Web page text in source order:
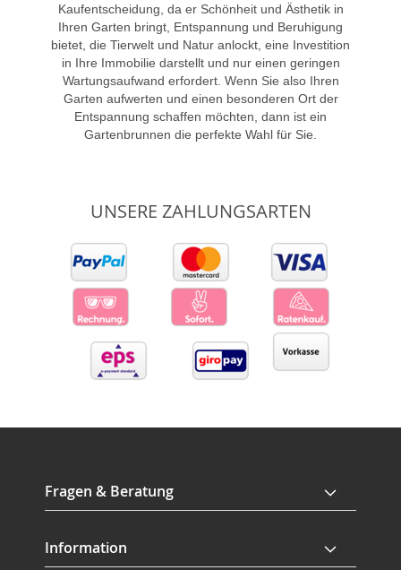
Kaufentscheidung, da er Schönheit und Ästhetik in
Ihren Garten bringt, Entspannung und Beruhigung
bietet, die Tierwelt und Natur anlockt, eine Investition
in Ihre Immobilie darstellt und nur einen geringen
Wartungsaufwand erfordert. Wenn Sie also Ihren
Garten aufwerten und einen besonderen Ort der
Entspannung schaffen möchten, dann ist ein
Gartenbrunnen die perfekte Wahl für Sie.
UNSERE ZAHLUNGSARTEN
Fragen & Beratung
Information